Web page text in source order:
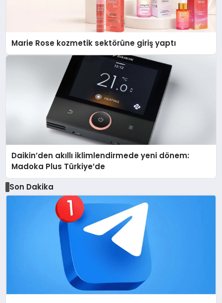
Marie Rose kozmetik sektörüne giriş yaptı
Daikin’den akıllı iklimlendirmede yeni dönem:
Madoka Plus Türkiye’de
Son Dakika